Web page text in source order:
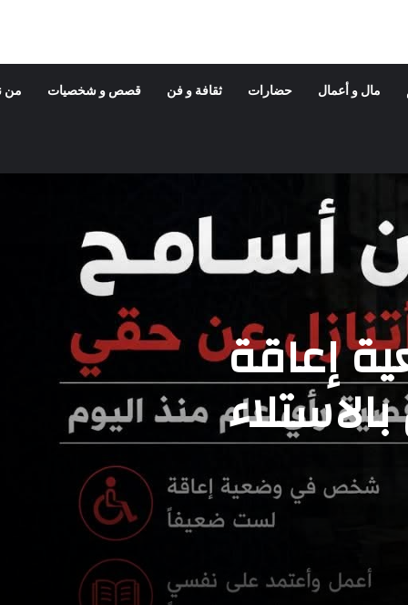
مال و أعمال حضارات ثقافة و فن قصص و شخصيات من
إعاقة